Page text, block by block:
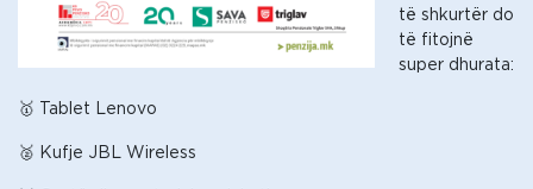
të shkurtër do
të fitojnë
super dhurata:
🥇 Tablet Lenovo
🥈 Kufje JBL Wireless